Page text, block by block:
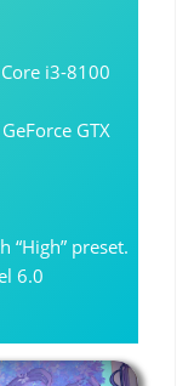
i3-8100
GTX
“High” preset.
6.0